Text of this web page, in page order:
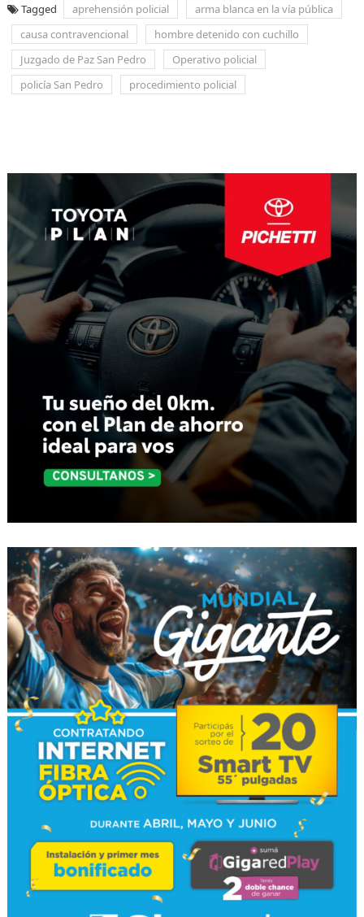
Tagged aprehensión policial
arma blanca en la vía pública
causa contravencional
hombre detenido con cuchillo
Juzgado de Paz San Pedro
Operativo policial
policía San Pedro
procedimiento policial
entradas